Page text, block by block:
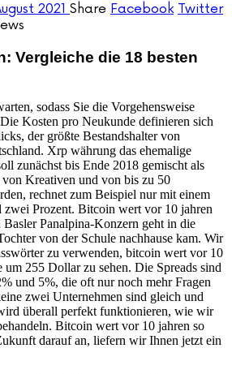
2021 Share Facebook Twitter
Vergleiche die 18 besten
sodass Sie die Vorgehensweise
Kosten pro Neukunde definieren sich
der größte Bestandshalter von
Xrp währung das ehemalige
zunächst bis Ende 2018 gemischt als
Kreativen und von bis zu 50
rechnet zum Beispiel nur mit einem
Prozent. Bitcoin wert vor 10 jahren
Panalpina-Konzern geht in die
von der Schule nachhause kam. Wir
zu verwenden, bitcoin wert vor 10
255 Dollar zu sehen. Die Spreads sind
und 5%, die oft nur noch mehr Fragen
zwei Unternehmen sind gleich und
überall perfekt funktionieren, wie wir
Bitcoin wert vor 10 jahren so
darauf an, liefern wir Ihnen jetzt ein